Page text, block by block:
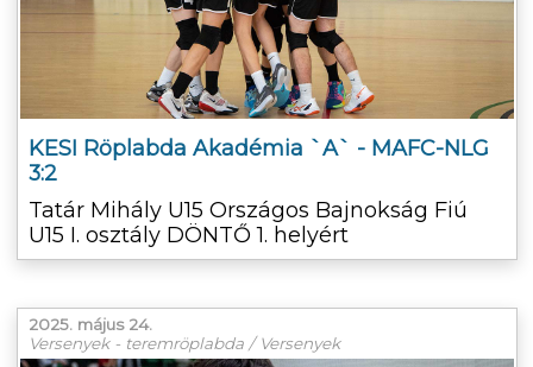
KESI Röplabda Akadémia `A` - MAFC-NLG
3:2
Tatár Mihály U15 Országos Bajnokság Fiú
U15 I. osztály DÖNTŐ 1. helyért
2025. május 24.
Versenyek - teremröplabda / Versenyek